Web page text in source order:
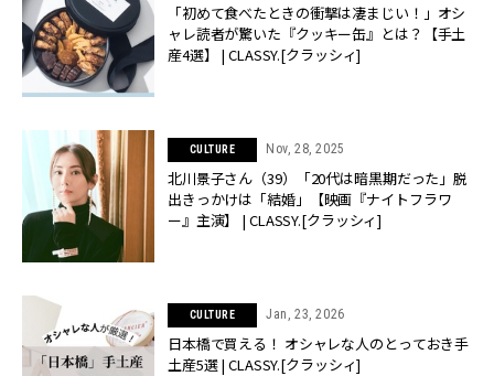
「初めて食べたときの衝撃は凄まじい！」オシ
ャレ読者が驚いた『クッキー缶』とは？【手土
産4選】 | CLASSY.[クラッシィ]
CULTURE Nov, 28, 2025
北川景子さん（39）「20代は暗黒期だった」脱
出きっかけは「結婚」【映画『ナイトフラワ
ー』主演】 | CLASSY.[クラッシィ]
CULTURE Jan, 23, 2026
日本橋で買える！ オシャレな人のとっておき手
土産5選 | CLASSY.[クラッシィ]